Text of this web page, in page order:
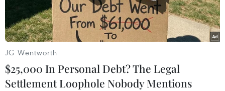
JG Wentworth
$25,000 In Personal Debt? The Legal
Settlement Loophole Nobody Mentions